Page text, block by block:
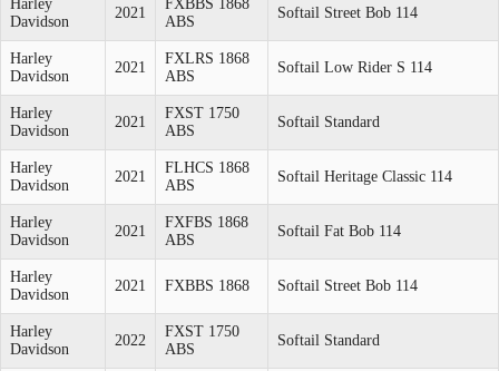
Harley
Davidson
2021
FXBBS 1868
ABS
Softail Street Bob 114
Harley
Davidson
2021
FXLRS 1868
ABS
Softail Low Rider S 114
Harley
Davidson
2021
FXST 1750
ABS
Softail Standard
Harley
Davidson
2021
FLHCS 1868
ABS
Softail Heritage Classic 114
Harley
Davidson
2021
FXFBS 1868
ABS
Softail Fat Bob 114
Harley
Davidson
2021 FXBBS 1868 Softail Street Bob 114
Harley
Davidson
2022
FXST 1750
ABS
Softail Standard